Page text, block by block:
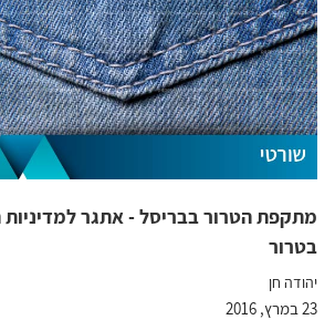
מתקפת הטרור בבריסל - אתגר למדיניות
בטרור
יהודה חן
23 במרץ, 2016